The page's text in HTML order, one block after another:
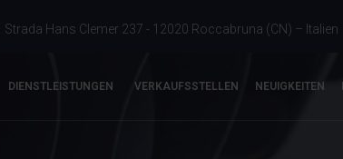
Strada Hans Clemer 237 - 12020 Roccabruna (CN) – Italien
DIENSTLEISTUNGEN VERKAUFSSTELLEN NEUIGKEITEN